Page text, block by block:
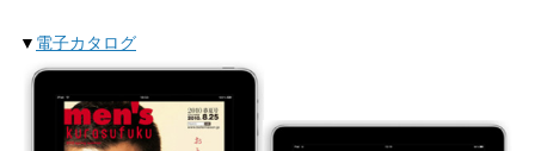
▼ 電子カタログ